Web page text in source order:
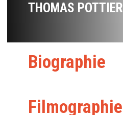
THOMAS POTTIER
Biographie
Filmographie